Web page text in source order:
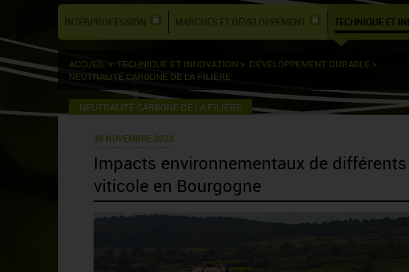
INTERPROFESSION MARCHÉS ET DÉVELOPPEMENT TECHNIQUE ET
ACCUEIL > TECHNIQUE ET INNOVATION > DÉVELOPPEMENT DURABLE >
NEUTRALITÉ CARBONE DE LA FILIÈRE
NEUTRALITÉ CARBONE DE LA FILIÈRE
30 NOVEMBRE 2023
Impacts environnementaux de
viticole en Bourgogne